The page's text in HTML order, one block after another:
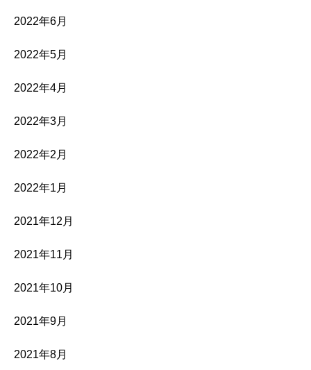
2022年6月
2022年5月
2022年4月
2022年3月
2022年2月
2022年1月
2021年12月
2021年11月
2021年10月
2021年9月
2021年8月